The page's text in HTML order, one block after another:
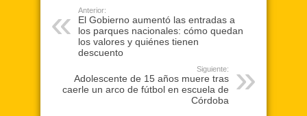
Anterior:
El Gobierno aumentó las entradas a
los parques nacionales: cómo quedan
los valores y quiénes tienen
descuento
Siguiente:
Adolescente de 15 años muere tras
caerle un arco de fútbol en escuela de
Córdoba